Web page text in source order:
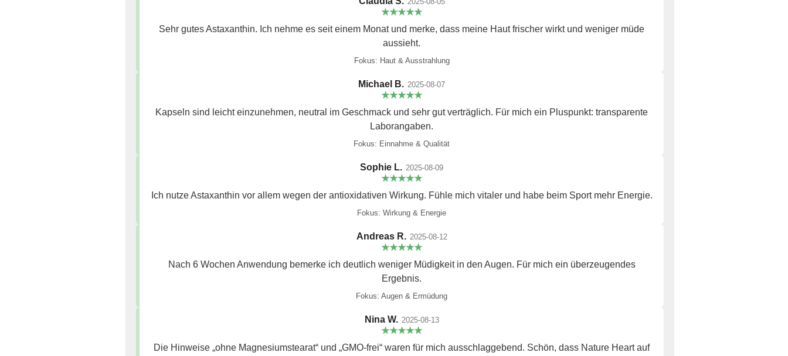
★★★★★
Sehr gutes Astaxanthin. Ich nehme es seit einem Monat und merke, dass meine Haut frischer wirkt und weniger müde
aussieht.
Fokus: Haut & Ausstrahlung
Michael B. 2025-08-07
★★★★★
Kapseln sind leicht einzunehmen, neutral im Geschmack und sehr gut verträglich. Für mich ein Pluspunkt: transparente
Laborangaben.
Fokus: Einnahme & Qualität
Sophie L. 2025-08-09
★★★★★
Ich nutze Astaxanthin vor allem wegen der antioxidativen Wirkung. Fühle mich vitaler und habe beim Sport mehr Energie.
Fokus: Wirkung & Energie
Andreas R. 2025-08-12
★★★★★
Nach 6 Wochen Anwendung bemerke ich deutlich weniger Müdigkeit in den Augen. Für mich ein überzeugendes
Ergebnis.
Fokus: Augen & Ermüdung
Nina W. 2025-08-13
★★★★★
Die Hinweise „ohne Magnesiumstearat“ und „GMO-frei“ waren für mich ausschlaggebend. Schön, dass Nature Heart auf